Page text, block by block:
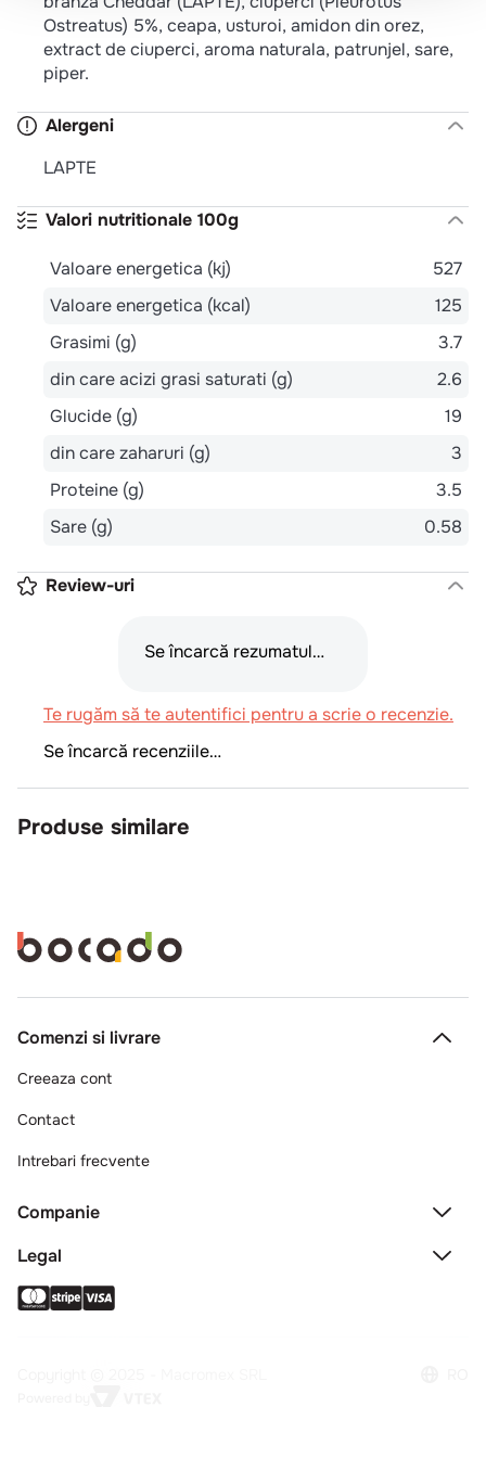
Ostreatus) 5%, ceapa, usturoi, amidon din orez,
extract de ciuperci, aroma naturala, patrunjel, sare,
piper.
Alergeni
LAPTE
Valori nutritionale 100g
Valoare energetica (kj)
527
Valoare energetica (kcal)
125
Grasimi (g)
3.7
din care acizi grasi saturati (g)
2.6
Glucide (g)
19
din care zaharuri (g)
3
Proteine (g)
3.5
Sare (g)
0.58
Review-uri
Se încarcă rezumatul…
Te rugăm să te autentifici pentru a scrie o recenzie.
Se încarcă recenziile…
Produse similare
Comenzi si livrare
Creeaza cont
Contact
Intrebari frecvente
Companie
Legal